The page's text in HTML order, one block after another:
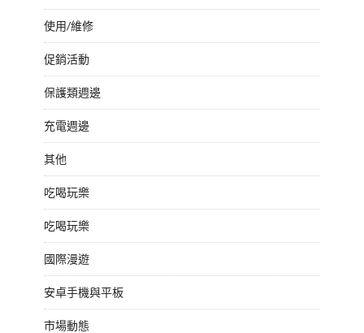
使用/維修
促銷活動
保護類週邊
充電週邊
其他
吃喝玩樂
吃喝玩樂
國際漫遊
安卓手機與平板
市場動態